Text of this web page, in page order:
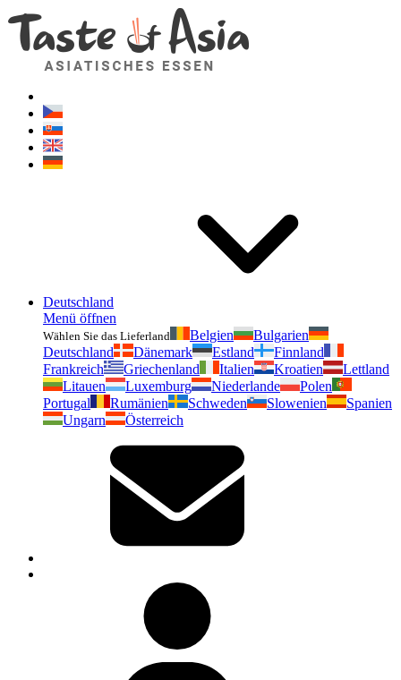
Deutschland
Menü öffnen
Wählen Sie das Lieferland Belgien
Bulgarien
Deutschland
Dänemark Estland
Finnland
Frankreich
Griechenland Italien Kroatien
Lettland
Litauen
Luxemburg Niederlande
Polen
Portugal
Rumänien Schweden Slowenien
Spanien
Ungarn
Österreich
Geschmackvonasien.de
Zögern Sie nicht zu fragen. Ich bin für Sie da!